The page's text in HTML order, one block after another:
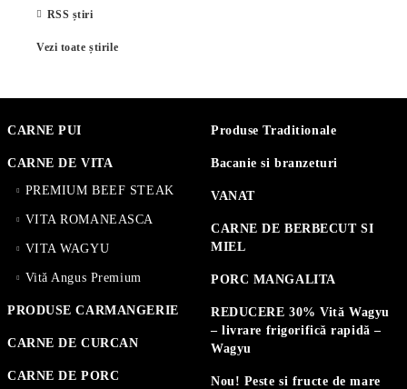
RSS știri
Vezi toate știrile
CARNE PUI
CARNE DE VITA
PREMIUM BEEF STEAK
VITA ROMANEASCA
VITA WAGYU
Vită Angus Premium
PRODUSE CARMANGERIE
CARNE DE CURCAN
CARNE DE PORC
Produse Traditionale
Bacanie si branzeturi
VANAT
CARNE DE BERBECUT SI
MIEL
PORC MANGALITA
REDUCERE 30% Vită Wagyu
– livrare frigorifică rapidă –
Wagyu
Nou! Peste si fructe de mare